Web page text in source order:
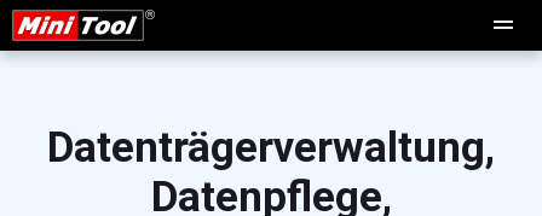
Datenträgerverwaltung,
Datenpflege,